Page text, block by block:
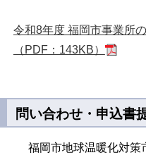
令和8年度 福岡市事業所
（PDF：143KB）
問い合わせ・申込書
福岡市地球温暖化対策